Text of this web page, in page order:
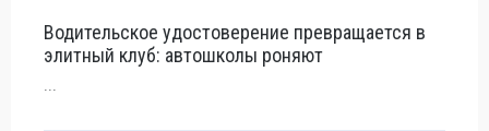
Водительское удостоверение превращается в
элитный клуб: автошколы роняют